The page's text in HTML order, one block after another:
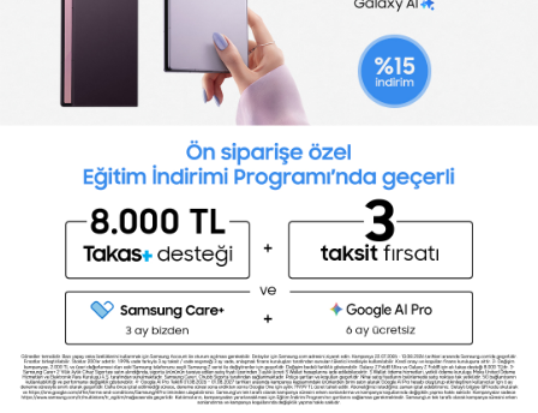
Toptalent Marka ve İnsan Kaynakları Danışmanlığı Limited Şirketi Özel İstihdam Bürosu
Olarak 11 / 11 / 2024 - 10 / 11 / 2027 tarihleri arasında faaliyette bulunmak üzere, Türkiye İş
Kurumu tarafından 05.11.2024 tarih ve 16998526 sayılı karar uyarınca 1251 nolu belge ile faaliyet
göstermektedir.Toptalent İş İlanları için tıklayın. 4904 sayılı kanun uyarınca iş arayanlardan
ücret alınmayacak ve menfaat temin edilmeyecektir.
Türkiye İş Kurumu İstanbul İl Müdürlüğü: 0 212 249 29 87 | Türkiye iş Kurumu İstanbul Çalışma
ve İş Kurumu Bahçelievler Hizmet Merkezi
Toptalent 2026 © Tüm Hakları Saklıdır.